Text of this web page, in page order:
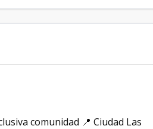
comunidad 📍 Ciudad Las